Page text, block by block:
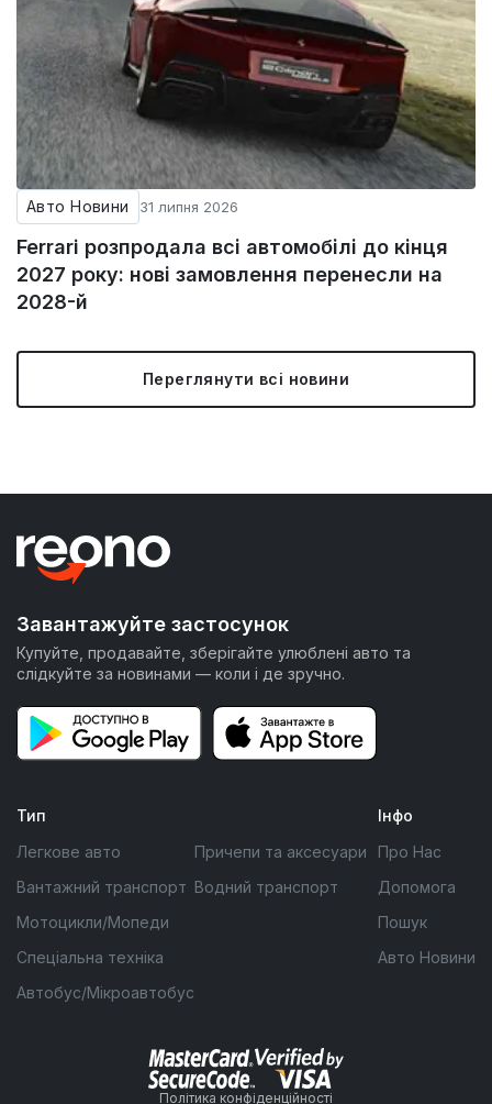
Авто Новини 31 липня 2026
Ferrari розпродала всі автомобілі до кінця
2027 року: нові замовлення перенесли на
2028-й
Переглянути всі новини
Завантажуйте застосунок
Купуйте, продавайте, зберігайте улюблені авто та
слідкуйте за новинами — коли і де зручно.
Тип
Легкове авто
Вантажний транспорт
Мотоцикли/Мопеди
Спеціальна техніка
Автобус/Мікроавтобус
Причепи та аксесуари
Водний транспорт
Інфо
Про Нас
Допомога
Пошук
Авто Новини
Політика конфіденційності